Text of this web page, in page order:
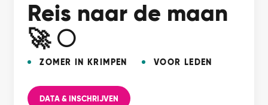
Reis naar de maan
🚀 🌕
ZOMER IN KRIMPEN VOOR LEDEN
DATA & INSCHRIJVEN